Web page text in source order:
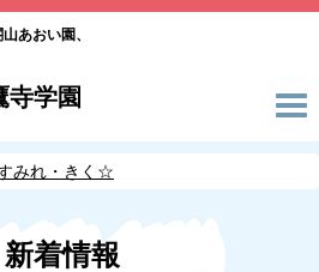
あおい園、
寺学園
みれ・きく☆
新着情報